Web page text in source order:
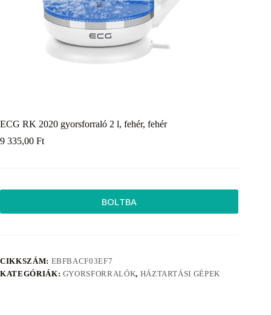
ECG RK 2020 gyorsforraló 2 l, fehér, fehér
9 335,00 Ft
BOLTBA
CIKKSZÁM: EBFBACF03EF7
KATEGÓRIÁK: GYORSFORRALÓK, HÁZTARTÁSI GÉPEK